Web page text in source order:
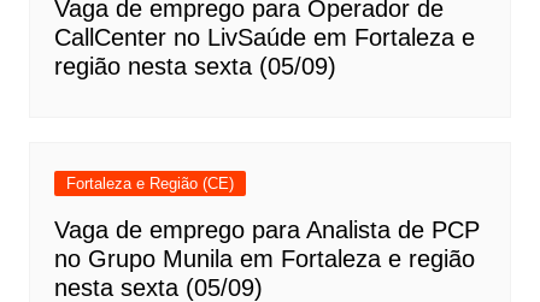
Vaga de emprego para Operador de
CallCenter no LivSaúde em Fortaleza e
região nesta sexta (05/09)
Fortaleza e Região (CE)
Vaga de emprego para Analista de PCP
no Grupo Munila em Fortaleza e região
nesta sexta (05/09)